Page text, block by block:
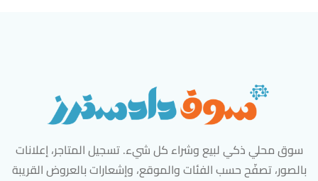
سوق محلي ذكي لبيع وشراء كل شيء. تسجيل المتاجر، إعلانات
بالصور، تصفّح حسب الفئات والموقع، وإشعارات بالعروض القريبة